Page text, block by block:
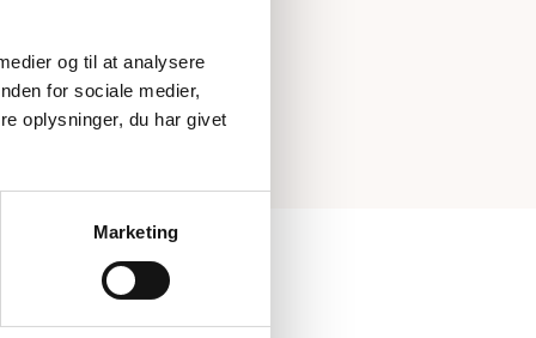
og til at analysere
for sociale medier,
oplysninger, du har givet
Marketing